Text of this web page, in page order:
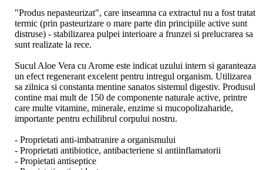
"Produs nepasteurizat", care inseamna ca extractul nu a fost tratat
termic (prin pasteurizare o mare parte din principiile active sunt
distruse) - stabilizarea pulpei interioare a frunzei si prelucrarea sa
sunt realizate la rece.
Sucul Aloe Vera cu Arome este indicat uzului intern si garanteaza
un efect regenerant excelent pentru intregul organism. Utilizarea
sa zilnica si constanta mentine sanatos sistemul digestiv. Produsul
contine mai mult de 150 de componente naturale active, printre
care multe vitamine, minerale, enzime si mucopolizaharide,
importante pentru echilibrul corpului nostru.
- Proprietati anti-imbatranire a organismului
- Proprietati antibiotice, antibacteriene si antiinflamatorii
- Propietati antiseptice